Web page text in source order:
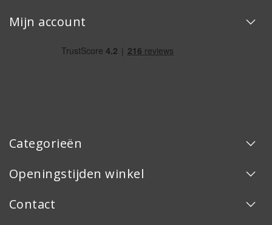
Mijn account
Categorieën
Openingstijden winkel
Contact